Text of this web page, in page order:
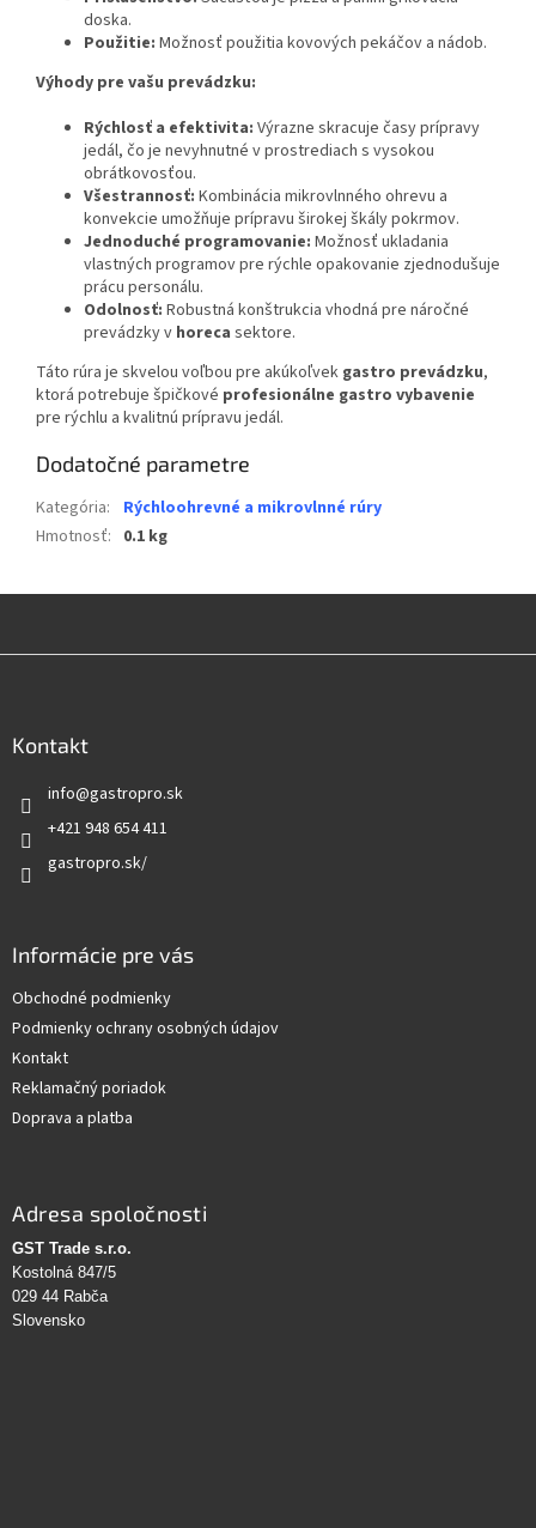
doska.
Použitie: Možnosť použitia kovových pekáčov a nádob.
Výhody pre vašu prevádzku:
Rýchlosť a efektivita: Výrazne skracuje časy prípravy
jedál, čo je nevyhnutné v prostrediach s vysokou
obrátkovosťou.
Všestrannosť: Kombinácia mikrovlnného ohrevu a
konvekcie umožňuje prípravu širokej škály pokrmov.
Jednoduché programovanie: Možnosť ukladania
vlastných programov pre rýchle opakovanie zjednodušuje
prácu personálu.
Odolnosť: Robustná konštrukcia vhodná pre náročné
prevádzky v horeca sektore.
Táto rúra je skvelou voľbou pre akúkoľvek gastro prevádzku,
ktorá potrebuje špičkové profesionálne gastro vybavenie
pre rýchlu a kvalitnú prípravu jedál.
Dodatočné parametre
Kategória:
Rýchloohrevné a mikrovlnné rúry
Hmotnosť: 0.1 kg
Kontakt
info@gastropro.sk
+421 948 654 411
gastropro.sk/
Informácie pre vás
Obchodné podmienky
Podmienky ochrany osobných údajov
Kontakt
Reklamačný poriadok
Doprava a platba
Adresa spoločnosti
GST Trade s.r.o.
Kostolná 847/5
029 44 Rabča
Slovensko